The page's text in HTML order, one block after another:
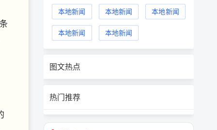
本地新闻 本地新闻 本地新闻
本地新闻 本地新闻
图文热点
热门推荐